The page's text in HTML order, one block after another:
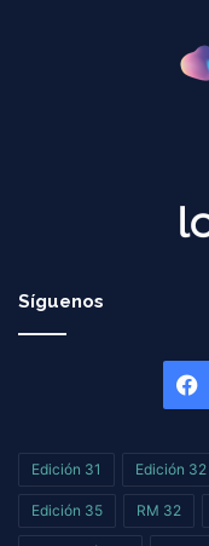
Síguenos
Edición 31 Edición 32
Edición 35 RM 32